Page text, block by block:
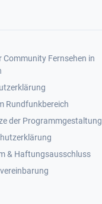
Community Fernsehen in
Rundfunkbereich
der Programmgestaltung
& Haftungsausschluss